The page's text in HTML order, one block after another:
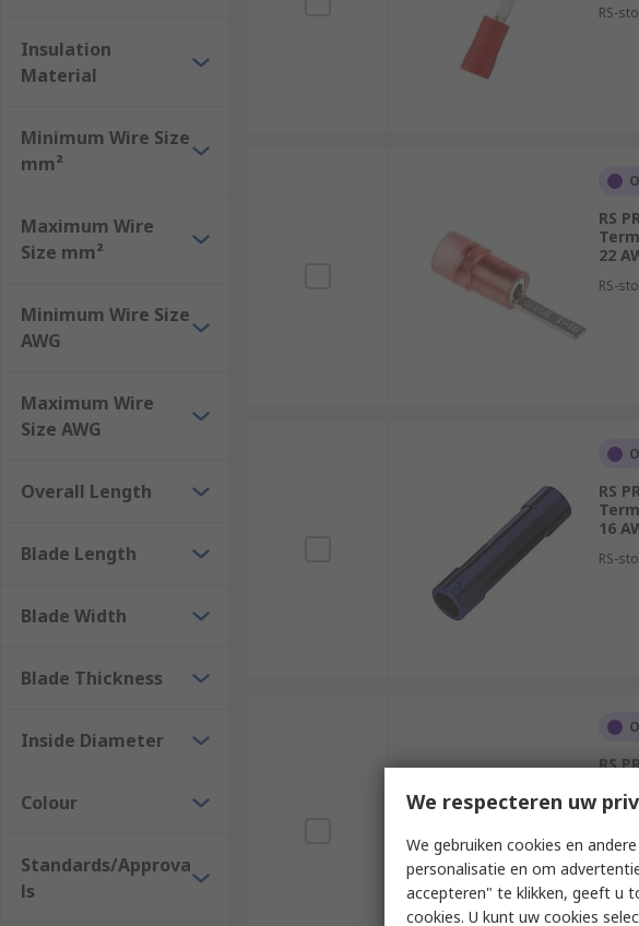
Insulation
Material
Minimum Wire Size
mm²
Maximum Wire
Size mm²
Minimum Wire Size
AWG
Maximum Wire
Size AWG
Overall Length
Blade Length
Blade Width
Blade Thickness
Inside Diameter
Colour
Standards/Approva
ls
RS-
RS
22
RS-
RS
16
RS-
RS
Blue
RS-
We respecteren uw
We gebruiken cookies en
personalisatie en om
accepteren" te klikken, geeft u
cookies. U kunt uw cookies